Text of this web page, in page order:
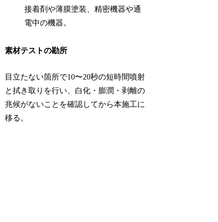
接着剤や薄膜塗装、精密機器や通
電中の機器。
素材テストの勘所
目立たない箇所で10〜20秒の短時間噴射
と拭き取りを行い、白化・膨潤・剥離の
兆候がないことを確認してから本施工に
移る。